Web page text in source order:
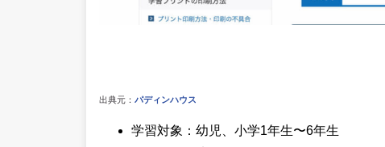
出典元： パディンハウス
学習対象：幼児、小学1年生〜6年生